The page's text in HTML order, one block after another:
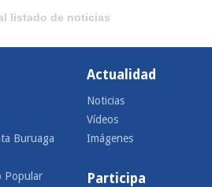
listado de noticias
Buruaga
Popular
Actualidad
Noticias
Vídeos
Imágenes
Participa